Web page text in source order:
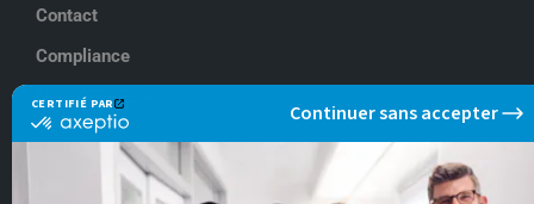
Contact
Compliance
NOS OFFRES À
Lyon